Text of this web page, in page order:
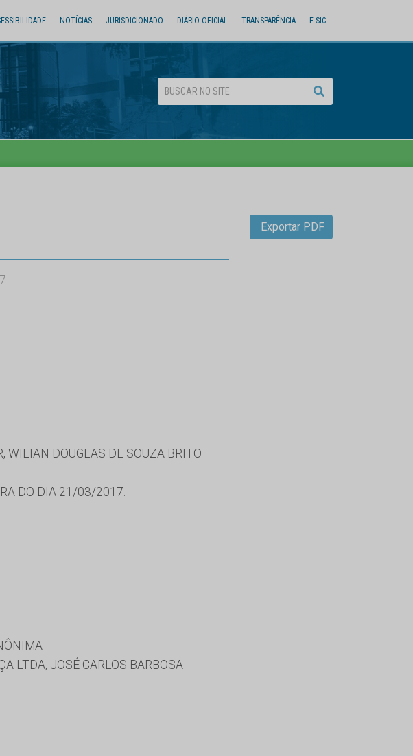
NOTÍCIAS JURISDICIONADO DIÁRIO OFICIAL TRANSPARÊNCIA E-SIC
Exportar PDF
WILIAN DOUGLAS DE SOUZA BRITO
DO DIA 21/03/2017.
LTDA, JOSÉ CARLOS BARBOSA